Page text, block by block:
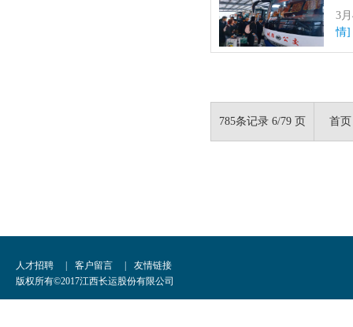
3
情]
785条记录 6/79 页 首页
人才招聘 客户留言
友情链接
版权所有©2017江西长运股份有限公司